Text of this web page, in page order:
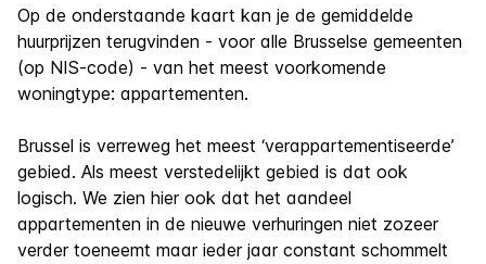
Op de onderstaande kaart kan je de gemiddelde
huurprijzen terugvinden - voor alle Brusselse gemeenten
(op NIS-code) - van het meest voorkomende
woningtype: appartementen.
Brussel is verreweg het meest ‘verappartementiseerde’
gebied. Als meest verstedelijkt gebied is dat ook
logisch. We zien hier ook dat het aandeel
appartementen in de nieuwe verhuringen niet zozeer
verder toeneemt maar ieder jaar constant schommelt